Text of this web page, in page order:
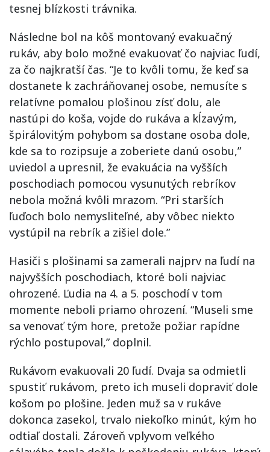
tesnej blízkosti trávnika.
Následne bol na kôš montovaný evakuačný
rukáv, aby bolo možné evakuovať čo najviac ľudí,
za čo najkratší čas. “Je to kvôli tomu, že keď sa
dostanete k zachráňovanej osobe, nemusíte s
relatívne pomalou plošinou zísť dolu, ale
nastúpi do koša, vojde do rukáva a kĺzavým,
špirálovitým pohybom sa dostane osoba dole,
kde sa to rozipsuje a zoberiete danú osobu,”
uviedol a upresnil, že evakuácia na vyšších
poschodiach pomocou vysunutých rebríkov
nebola možná kvôli mrazom. “Pri starších
ľuďoch bolo nemysliteľné, aby vôbec niekto
vystúpil na rebrík a zišiel dole.”
Hasiči s plošinami sa zamerali najprv na ľudí na
najvyšších poschodiach, ktoré boli najviac
ohrozené. Ľudia na 4. a 5. poschodí v tom
momente neboli priamo ohrození. “Museli sme
sa venovať tým hore, pretože požiar rapídne
rýchlo postupoval,” doplnil.
Rukávom evakuovali 20 ľudí. Dvaja sa odmietli
spustiť rukávom, preto ich museli dopraviť dole
košom po plošine. Jeden muž sa v rukáve
dokonca zasekol, trvalo niekoľko minút, kým ho
odtiaľ dostali. Zároveň vplyvom veľkého